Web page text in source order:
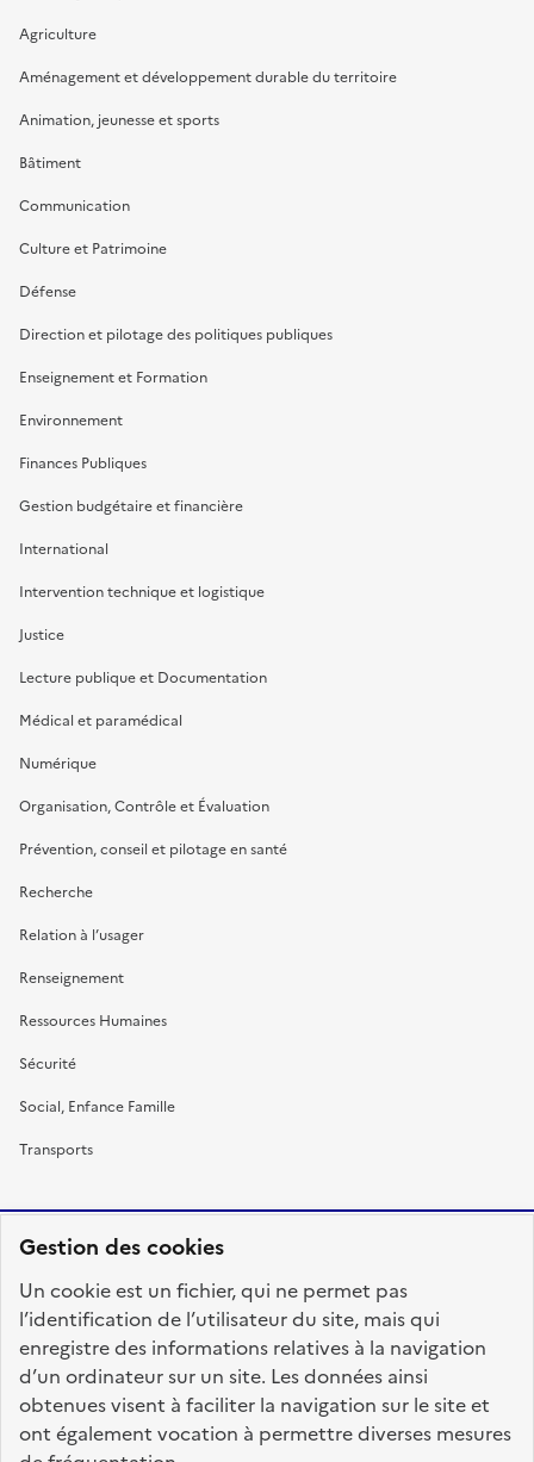
Gestion des cookies
Un cookie est un fichier, qui ne permet pas
l’identification de l’utilisateur du site, mais qui
enregistre des informations relatives à la navigation
d’un ordinateur sur un site. Les données ainsi
obtenues visent à faciliter la navigation sur le site et
ont également vocation à permettre diverses mesures
Agriculture
Aménagement et développement durable du territoire
Animation, jeunesse et sports
Bâtiment
Communication
Culture et Patrimoine
Défense
Direction et pilotage des politiques publiques
Enseignement et Formation
Environnement
Finances Publiques
Gestion budgétaire et financière
International
Intervention technique et logistique
Justice
Lecture publique et Documentation
Médical et paramédical
Numérique
Organisation, Contrôle et Évaluation
Prévention, conseil et pilotage en santé
Recherche
Relation à l’usager
Renseignement
Ressources Humaines
Sécurité
Social, Enfance Famille
Transports
FRANÇAISE
fonction-publique.gouv.fr
legifrance.gouv.fr